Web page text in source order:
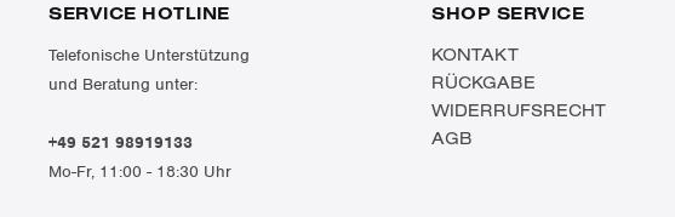
SERVICE HOTLINE
Telefonische Unterstützung
und Beratung unter:
+49 521 98919133
Mo-Fr, 11:00 - 18:30 Uhr
SHOP SERVICE
KONTAKT
RÜCKGABE
WIDERRUFSRECHT
AGB